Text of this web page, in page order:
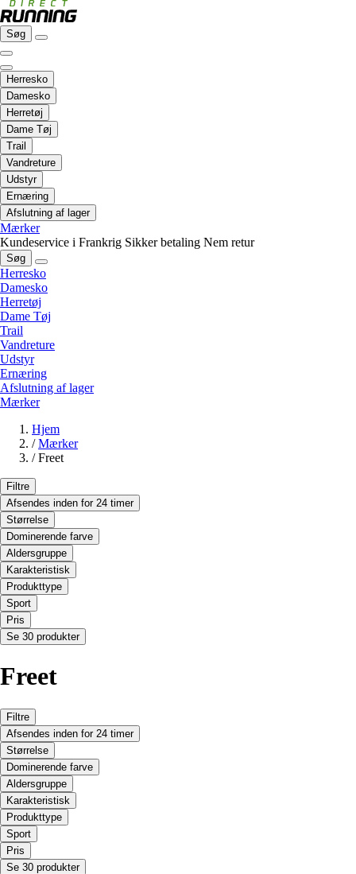
Søg
Herresko
Damesko
Herretøj
Dame Tøj
Trail
Vandreture
Udstyr
Ernæring
Afslutning af lager
Mærker
Kundeservice i Frankrig Sikker betaling Nem retur
Søg
Herresko
Damesko
Herretøj
Dame Tøj
Trail
Vandreture
Udstyr
Ernæring
Afslutning af lager
Mærker
Hjem
/ Mærker
/ Freet
Filtre
Afsendes inden for 24 timer
Størrelse
Dominerende farve
Aldersgruppe
Karakteristisk
Produkttype
Sport
Pris
Se 30 produkter
Freet
Filtre
Afsendes inden for 24 timer
Størrelse
Dominerende farve
Aldersgruppe
Karakteristisk
Produkttype
Sport
Pris
Se 30 produkter